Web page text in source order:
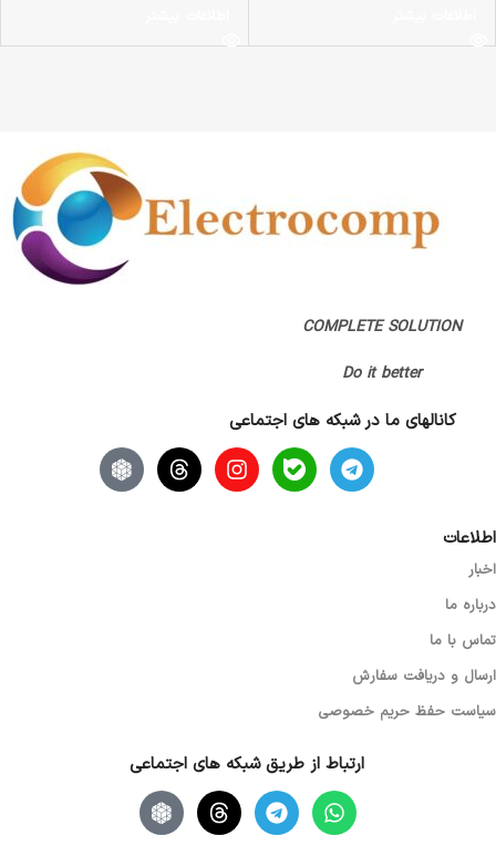
COMPLETE SOLUTION
Do it better
کانالهای ما در شبکه های اجتماعی
اطلاعات
اخبار
درباره ما
تماس با ما
ارسال و دریافت سفارش
سیاست حفظ حریم خصوصی
ارتباط از طریق شبکه های اجتماعی